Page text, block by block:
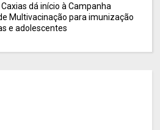
dá início à Campanha
Multivacinação para imunização
e adolescentes